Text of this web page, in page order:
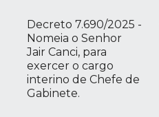
Decreto 7.690/2025 -
Nomeia o Senhor
Jair Canci, para
exercer o cargo
interino de Chefe de
Gabinete.